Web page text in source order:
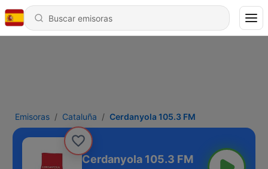
Emisoras Cataluña Cerdanyola 105.3 FM
Cerdanyola 105.3 FM